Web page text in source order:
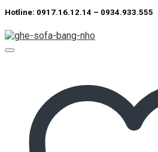
Hotline: 0917.16.12.14 – 0934.933.555